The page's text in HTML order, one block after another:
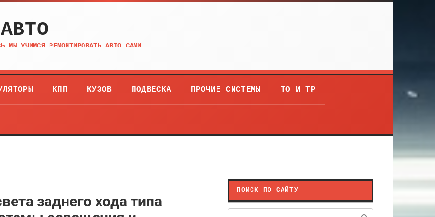
МЫ УЧИМСЯ РЕМОНТИРОВАТЬ АВТО САМИ
КПП КУЗОВ ПОДВЕСКА ПРОЧИЕ СИСТЕМЫ ТО И ТР
заднего хода типа
ПОИСК ПО САЙТУ